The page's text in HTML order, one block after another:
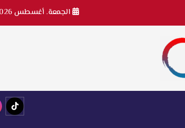
الجمعة. أغسطس 7th, 2026